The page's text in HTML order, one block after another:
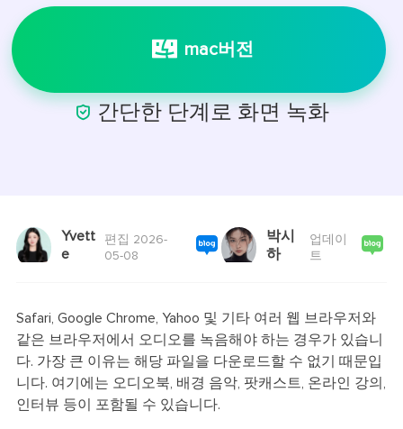
mac버전
 간단한 단계로 화면 녹화
Yvett
e
편집 2026-
05-08
박시
하
업데이
트
Safari, Google Chrome, Yahoo 및 기타 여러 웹 브라우저와
같은 브라우저에서 오디오를 녹음해야 하는 경우가 있습니
다. 가장 큰 이유는 해당 파일을 다운로드할 수 없기 때문입
니다. 여기에는 오디오북, 배경 음악, 팟캐스트, 온라인 강의,
인터뷰 등이 포함될 수 있습니다.